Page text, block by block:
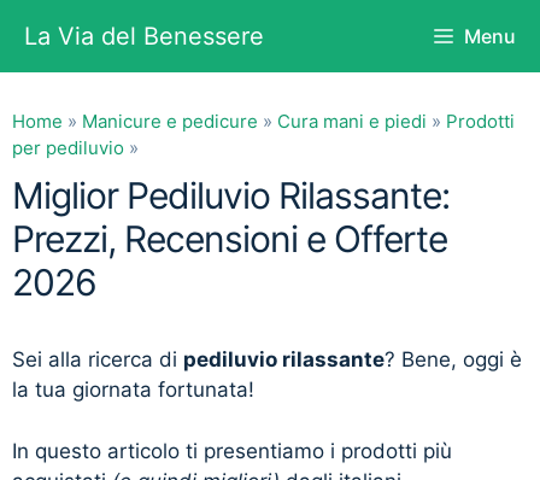
contenuto
La Via del Benessere Menu
Home » Manicure e pedicure » Cura mani e piedi » Prodotti
per pediluvio »
Miglior Pediluvio Rilassante:
Prezzi, Recensioni e Offerte
2026
Sei alla ricerca di pediluvio rilassante? Bene, oggi è
la tua giornata fortunata!
In questo articolo ti presentiamo i prodotti più